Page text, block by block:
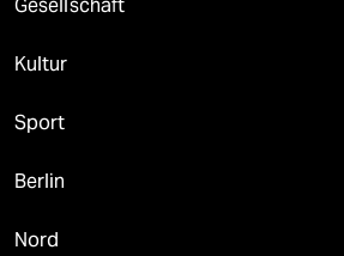
Gesellschaft
Kultur
Sport
Berlin
Nord